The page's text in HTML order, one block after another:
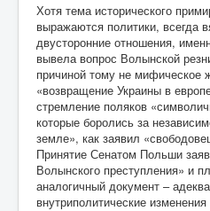
Хотя тема исторического
выражаются политики, всегда
двусторонние отношения,
вывела вопрос Волынской
причиной тому не мифическое
«возвращение Украины в
стремление поляков
которые боролись за
земле», как заявил
Принятие Сенатом Польши
Волынского преступления» и
аналогичный документ –
внутриполитические